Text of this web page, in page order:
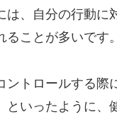
は、自分の行動
ことが多いです。
ントロールする
いったように、